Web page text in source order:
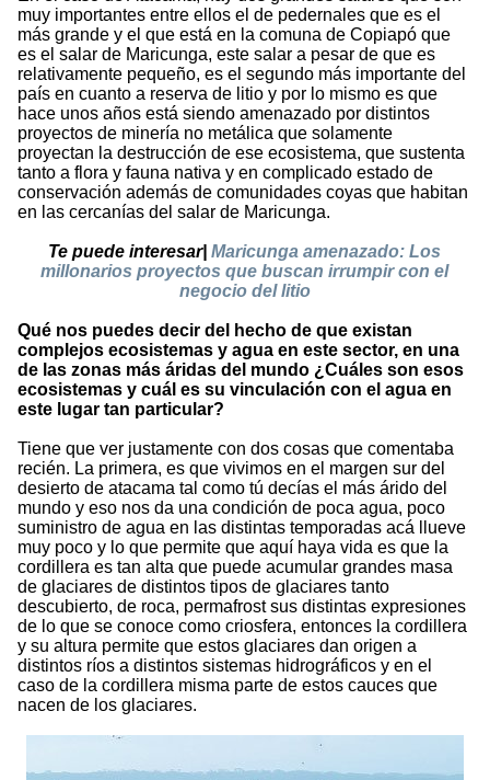
muy importantes entre ellos el de pedernales que es el
más grande y el que está en la comuna de Copiapó que
es el salar de Maricunga, este salar a pesar de que es
relativamente pequeño, es el segundo más importante del
país en cuanto a reserva de litio y por lo mismo es que
hace unos años está siendo amenazado por distintos
proyectos de minería no metálica que solamente
proyectan la destrucción de ese ecosistema, que sustenta
tanto a flora y fauna nativa y en complicado estado de
conservación además de comunidades coyas que habitan
en las cercanías del salar de Maricunga.
Te puede interesar|Maricunga amenazado: Los
millonarios proyectos que buscan irrumpir con el
negocio del litio
Qué nos puedes decir del hecho de que existan
complejos ecosistemas y agua en este sector, en una
de las zonas más áridas del mundo ¿Cuáles son esos
ecosistemas y cuál es su vinculación con el agua en
este lugar tan particular?
Tiene que ver justamente con dos cosas que comentaba
recién. La primera, es que vivimos en el margen sur del
desierto de atacama tal como tú decías el más árido del
mundo y eso nos da una condición de poca agua, poco
suministro de agua en las distintas temporadas acá llueve
muy poco y lo que permite que aquí haya vida es que la
cordillera es tan alta que puede acumular grandes masa
de glaciares de distintos tipos de glaciares tanto
descubierto, de roca, permafrost sus distintas expresiones
de lo que se conoce como criosfera, entonces la cordillera
y su altura permite que estos glaciares dan origen a
distintos ríos a distintos sistemas hidrográficos y en el
caso de la cordillera misma parte de estos cauces que
nacen de los glaciares.